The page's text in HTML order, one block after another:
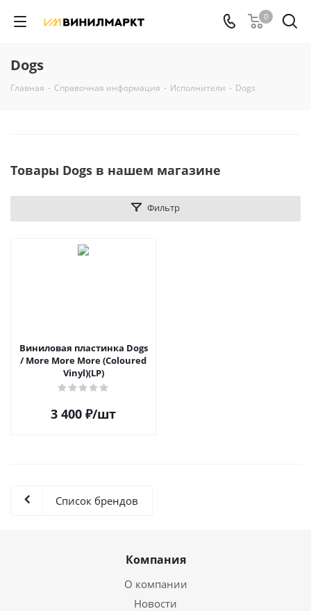
0
Dogs
Главная - Справочная информация - Исполнители - Dogs
Товары Dogs в нашем магазине
Фильтр
Виниловая пластинка Dogs
/ More More More (Coloured
Vinyl)(LP)
3 400 ₽/шт
Список брендов
Компания
О компании
Новости